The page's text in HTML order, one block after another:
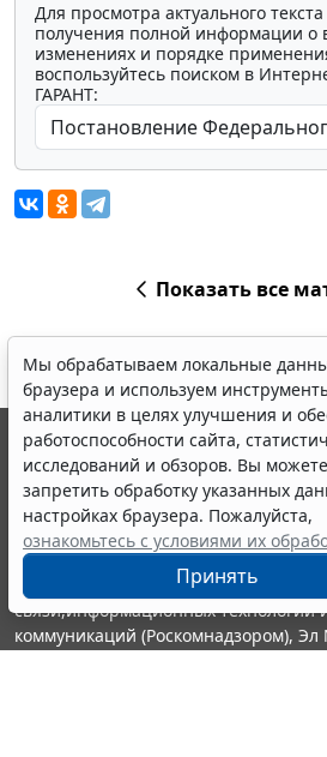
Для просмотра актуального
получения полной информации о
изменениях и порядке
воспользуйтесь поиском в
ГАРАНТ:
Показать все
Мы обрабатываем локальные
браузера и используем
аналитики в целях улучшения и
работоспособности сайта,
исследований и обзоров. Вы можете
запретить обработку указанных
настройках браузера. Пожалуйста,
ознакомьтесь с условиями их
Принять
© ООО "НПП "ГАРАНТ-СЕРВИС", 2026.
выпускается с 1990 года. Компания
являются участниками Российской
информации ГАРАНТ.
Портал ГАРАНТ.РУ зарегистрирован
издания Федеральной службой по
связи,информационных технологий
коммуникаций (Роскомнадзором),